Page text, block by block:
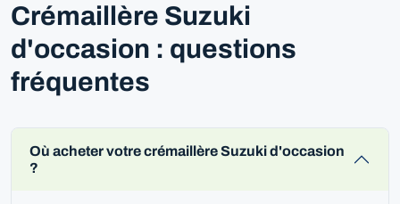
Crémaillère Suzuki
d'occasion : questions
fréquentes
Où acheter votre crémaillère Suzuki d'occasion
?